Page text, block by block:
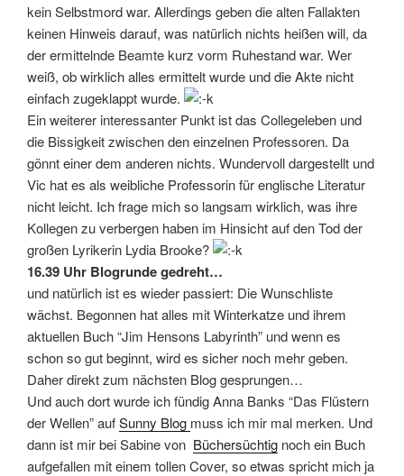
kein Selbstmord war. Allerdings geben die alten Fallakten
keinen Hinweis darauf, was natürlich nichts heißen will, da
der ermittelnde Beamte kurz vorm Ruhestand war. Wer
weiß, ob wirklich alles ermittelt wurde und die Akte nicht
einfach zugeklappt wurde.
Ein weiterer interessanter Punkt ist das Collegeleben und
die Bissigkeit zwischen den einzelnen Professoren. Da
gönnt einer dem anderen nichts. Wundervoll dargestellt und
Vic hat es als weibliche Professorin für englische Literatur
nicht leicht. Ich frage mich so langsam wirklich, was ihre
Kollegen zu verbergen haben im Hinsicht auf den Tod der
großen Lyrikerin Lydia Brooke?
16.39 Uhr Blogrunde gedreht…
und natürlich ist es wieder passiert: Die Wunschliste
wächst. Begonnen hat alles mit Winterkatze und ihrem
aktuellen Buch “Jim Hensons Labyrinth” und wenn es
schon so gut beginnt, wird es sicher noch mehr geben.
Daher direkt zum nächsten Blog gesprungen…
Und auch dort wurde ich fündig Anna Banks “Das Flüstern
der Wellen” aufSunny Blog muss ich mir mal merken. Und
dann ist mir bei Sabine von Büchersüchtig noch ein Buch
aufgefallen mit einem tollen Cover, so etwas spricht mich ja